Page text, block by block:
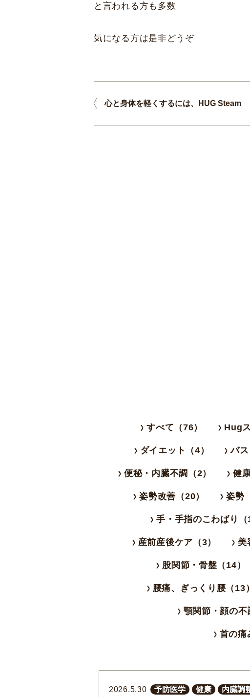
と言われる方も多数
気になる方は是非どうぞ
心と身体を軽くするには、HUG Steam
すべて（76） Hug
ダイエット（4） バス
便秘・内臓不調（2） 健
姿勢改善（20） 姿勢
手・手指のこわばり（
産前産後ケア（3） 美
股関節・骨盤（14）
腰痛、ぎっくり腰（13）
顎関節・顔の不
首の痛
2026.5.30 予防医学 健康 内臓調